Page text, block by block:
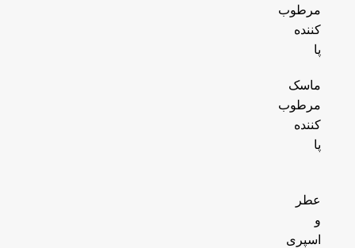
مرطوب
کننده
پا
ماسک
مرطوب
کننده
پا
عطر
و
اسپری